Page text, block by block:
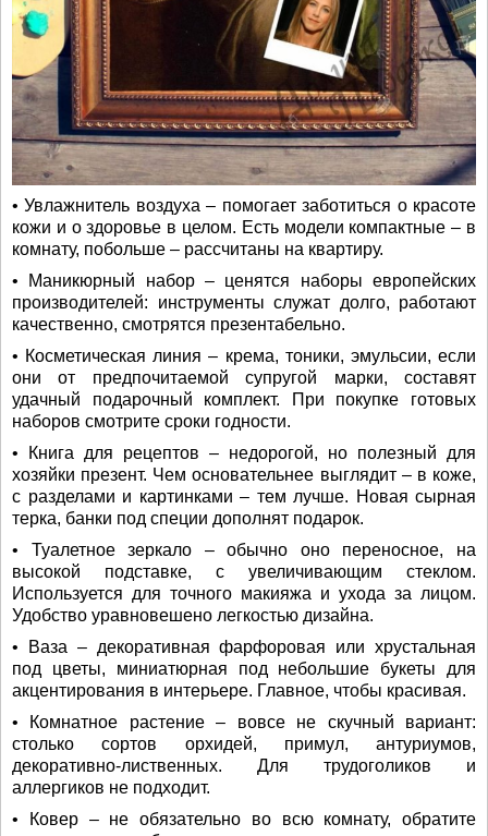
• Увлажнитель воздуха – помогает заботиться о красоте
кожи и о здоровье в целом. Есть модели компактные – в
комнату, побольше – рассчитаны на квартиру.
• Маникюрный набор – ценятся наборы европейских
производителей: инструменты служат долго, работают
качественно, смотрятся презентабельно.
• Косметическая линия – крема, тоники, эмульсии, если
они от предпочитаемой супругой марки, составят
удачный подарочный комплект. При покупке готовых
наборов смотрите сроки годности.
• Книга для рецептов – недорогой, но полезный для
хозяйки презент. Чем основательнее выглядит – в коже,
с разделами и картинками – тем лучше. Новая сырная
терка, банки под специи дополнят подарок.
• Туалетное зеркало – обычно оно переносное, на
высокой подставке, с увеличивающим стеклом.
Используется для точного макияжа и ухода за лицом.
Удобство уравновешено легкостью дизайна.
• Ваза – декоративная фарфоровая или хрустальная
под цветы, миниатюрная под небольшие букеты для
акцентирования в интерьере. Главное, чтобы красивая.
• Комнатное растение – вовсе не скучный вариант:
столько сортов орхидей, примул, антуриумов,
декоративно-лиственных. Для трудоголиков и
аллергиков не подходит.
• Ковер – не обязательно во всю комнату, обратите